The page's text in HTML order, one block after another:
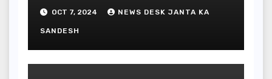
OCT 7, 2024 NEWS DESK JANTA KA
SANDESH